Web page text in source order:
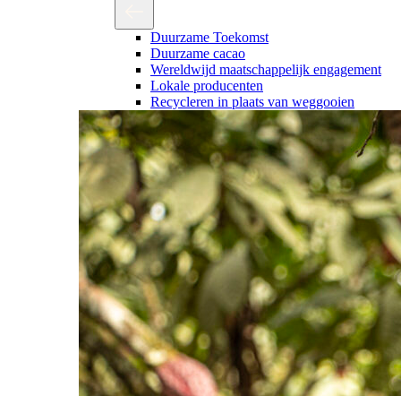
Duurzame Toekomst
Duurzame cacao
Wereldwijd maatschappelijk engagement
Lokale producenten
Recycleren in plaats van weggooien